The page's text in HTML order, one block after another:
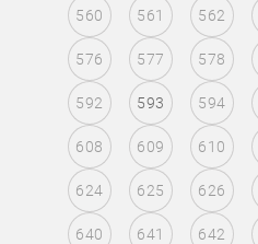
560 561 562
576 577 578
592 593 594
608 609 610
624 625 626
640 641 642